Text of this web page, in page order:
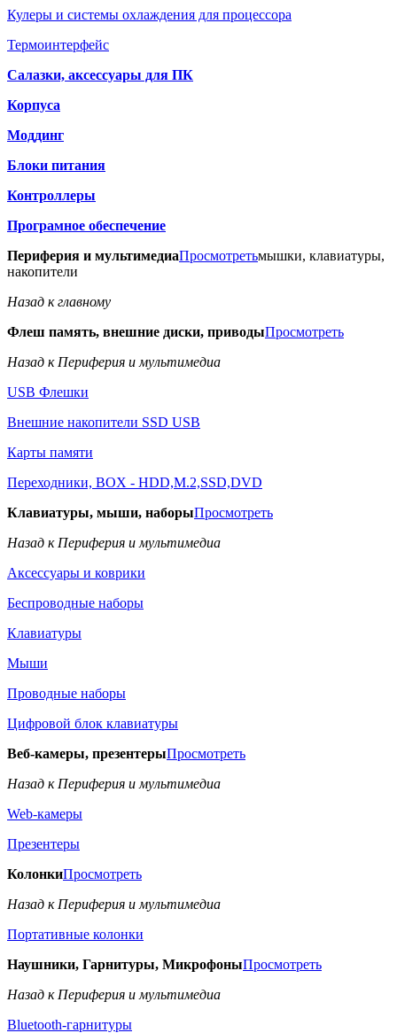
Кулеры и системы охлаждения для процессора
Термоинтерфейс
Салазки, аксессуары для ПК
Корпуса
Моддинг
Блоки питания
Контроллеры
Програмное обеспечение
Периферия и мультимедиаПросмотретьмышки, клавиатуры,
накопители
Назад к главному
Флеш память, внешние диски, приводыПросмотреть
Назад к Периферия и мультимедиа
USB Флешки
Внешние накопители SSD USB
Карты памяти
Переходники, BOX - HDD,M.2,SSD,DVD
Клавиатуры, мыши, наборыПросмотреть
Назад к Периферия и мультимедиа
Аксессуары и коврики
Беспроводные наборы
Клавиатуры
Мыши
Проводные наборы
Цифровой блок клавиатуры
Веб-камеры, презентерыПросмотреть
Назад к Периферия и мультимедиа
Web-камеры
Презентеры
КолонкиПросмотреть
Назад к Периферия и мультимедиа
Портативные колонки
Наушники, Гарнитуры, МикрофоныПросмотреть
Назад к Периферия и мультимедиа
Bluetooth-гарнитуры